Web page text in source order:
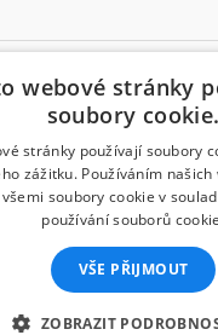
ODBĚR NOVINEK
se
údajů.
Všechny uvedené ceny jsou včetně
webové stránky
soubory cookie.
stránky používají soubory
zážitku. Používáním
soubory cookie v
používání souborů
VŠE PŘIJMOUT
ZOBRAZIT